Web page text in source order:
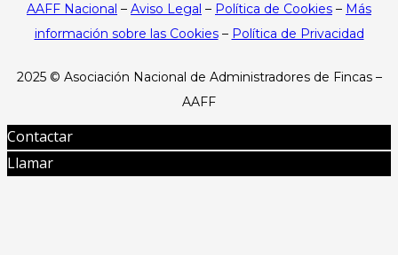
AAFF Nacional – Aviso Legal – Política de Cookies – Más
información sobre las Cookies– Política de Privacidad
2025 © Asociación Nacional de Administradores de Fincas –
AAFF
Contactar
Llamar